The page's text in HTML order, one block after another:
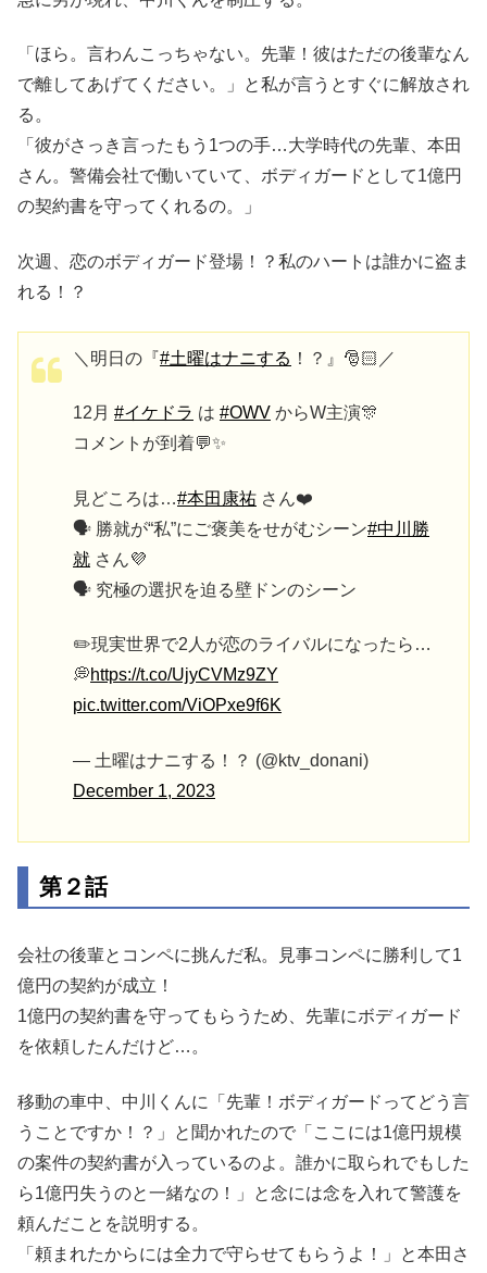
「ほら。言わんこっちゃない。先輩！彼はただの後輩なん
で離してあげてください。」と私が言うとすぐに解放され
る。
「彼がさっき言ったもう1つの手…大学時代の先輩、本田
さん。警備会社で働いていて、ボディガードとして1億円
の契約書を守ってくれるの。」
次週、恋のボディガード登場！？私のハートは誰かに盗ま
れる！？
＼明日の『#土曜はナニする ！？』🎅🏻／
12月 #イケドラ は #OWV からW主演🎊
コメントが到着💬✨
見どころは…#本田康祐 さん❤️
🗣️ 勝就が“私”にご褒美をせがむシーン#中川勝
就 さん💜
🗣️ 究極の選択を迫る壁ドンのシーン
✏️現実世界で2人が恋のライバルになったら…
💭https://t.co/UjyCVMz9ZY
pic.twitter.com/ViOPxe9f6K
— 土曜はナニする！？ (@ktv_donani)
December 1, 2023
第２話
会社の後輩とコンペに挑んだ私。見事コンペに勝利して1
億円の契約が成立！
1億円の契約書を守ってもらうため、先輩にボディガード
を依頼したんだけど…。
移動の車中、中川くんに「先輩！ボディガードってどう言
うことですか！？」と聞かれたので「ここには1億円規模
の案件の契約書が入っているのよ。誰かに取られでもした
ら1億円失うのと一緒なの！」と念には念を入れて警護を
頼んだことを説明する。
「頼まれたからには全力で守らせてもらうよ！」と本田さ